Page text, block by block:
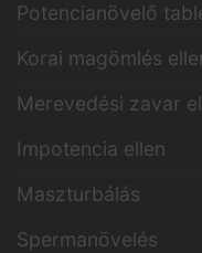
Potencianövelő
Korai magömlés
Merevedési zavar
Impotencia ellen
Maszturbálás
Spermanövelés